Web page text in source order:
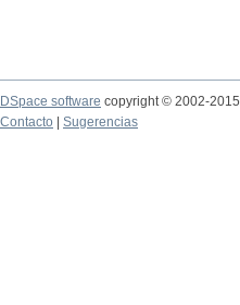
DSpace software copyright © 2002-2015
Contacto
Sugerencias